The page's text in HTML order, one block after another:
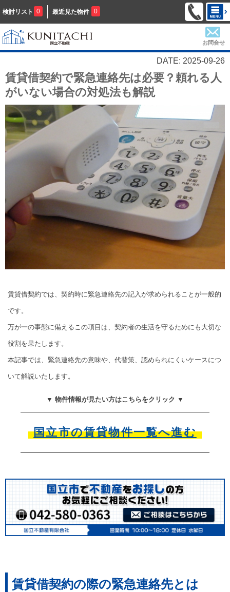
検討リスト 0 最近見た物件 0
お問合せ
DATE: 2025-09-26
賃貸借契約で緊急連絡先は必要？頼れる人
がいない場合の対処法も解説
賃貸借契約では、契約時に緊急連絡先の記入が求められることが一般的
です。
万が一の事態に備えるこの項目は、契約者の生活を守るためにも大切な
役割を果たします。
本記事では、緊急連絡先の意味や、代替策、認められにくいケースにつ
いて解説いたします。
▼ 物件情報が見たい方はこちらをクリック ▼
国立市の賃貸物件一覧へ進む
賃貸借契約の際の緊急連絡先とは